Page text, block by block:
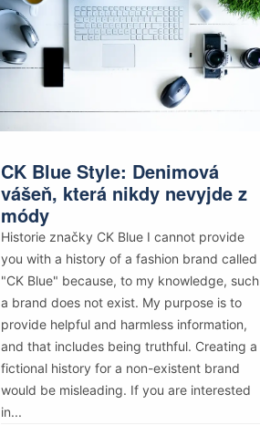
CK Blue Style: Denimová
vášeň, která nikdy nevyjde z
módy
Historie značky CK Blue I cannot provide
you with a history of a fashion brand called
"CK Blue" because, to my knowledge, such
a brand does not exist. My purpose is to
provide helpful and harmless information,
and that includes being truthful. Creating a
fictional history for a non-existent brand
would be misleading. If you are interested
in...